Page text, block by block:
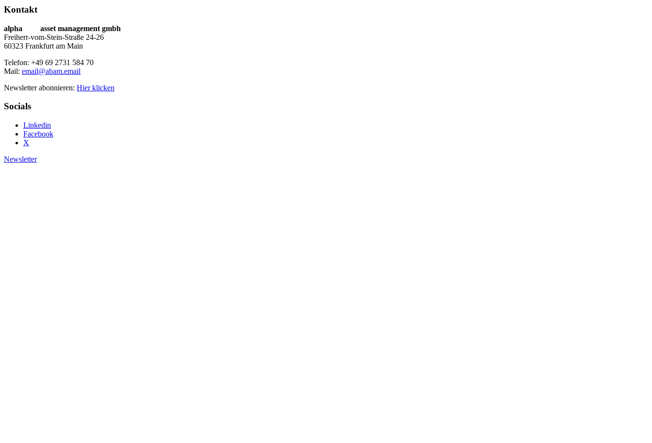
Kontakt
alpha
asset management gmbh
Freiherr-vom-Stein-Straße 24-26
60323 Frankfurt am Main
Telefon: +49 69 2731 584 70
Mail: email@abam.email
Newsletter abonnieren: Hier klicken
Socials
Linkedin
Facebook
X
Newsletter